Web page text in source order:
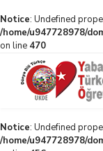
Notice: Undefined
/home/u947728978/
on line 470
Notice: Undefined
/home/u947728978/